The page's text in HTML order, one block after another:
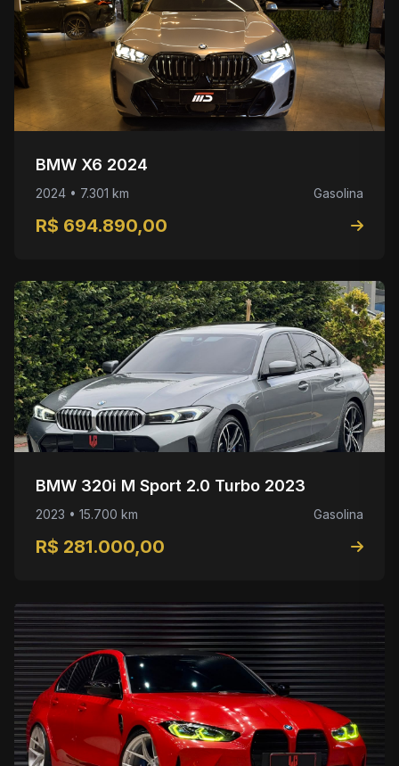
BMW X6 2024
2024 • 7.301 km Gasolina
R$ 694.890,00
BMW 320i M Sport 2.0 Turbo 2023
2023 • 15.700 km Gasolina
R$ 281.000,00